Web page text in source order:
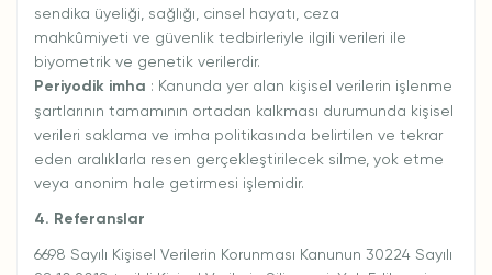
sendika üyeliği, sağlığı, cinsel hayatı, ceza
mahkûmiyeti ve güvenlik tedbirleriyle ilgili verileri ile
biyometrik ve genetik verilerdir.
Periyodik imha : Kanunda yer alan kişisel verilerin işlenme
şartlarının tamamının ortadan kalkması durumunda kişisel
verileri saklama ve imha politikasında belirtilen ve tekrar
eden aralıklarla resen gerçekleştirilecek silme, yok etme
veya anonim hale getirmesi işlemidir.
4. Referanslar
6698 Sayılı Kişisel Verilerin Korunması Kanunun 30224 Sayılı